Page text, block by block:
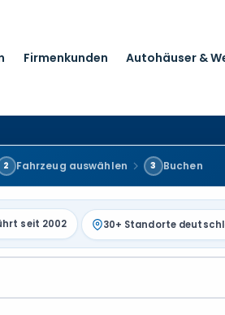
Firmenkunden Autohäuser &
2 Fahrzeug auswählen 3 Buchen
seit 2002 30+ Standorte